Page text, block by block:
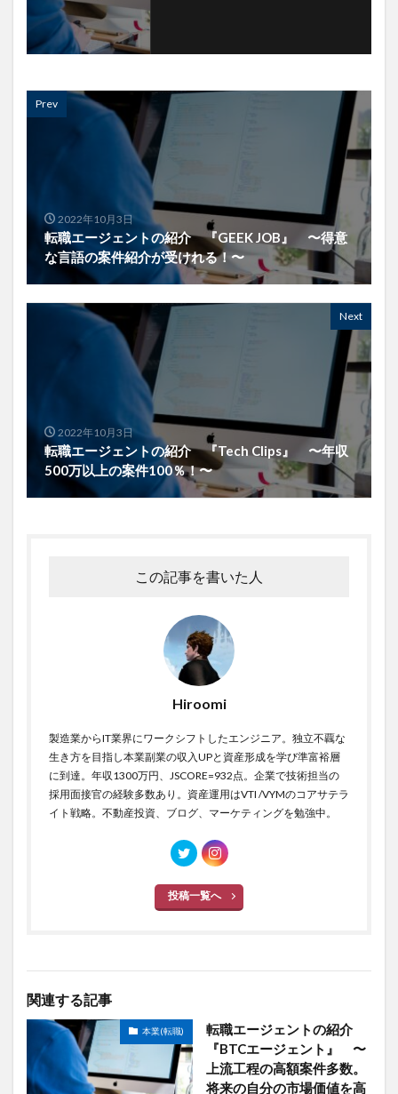
Prev
2022年10月3日
転職エージェントの紹介 『GEEK JOB』 〜得意
な言語の案件紹介が受けれる！〜
Next
2022年10月3日
転職エージェントの紹介 『Tech Clips』 〜年収
500万以上の案件100％！〜
この記事を書いた人
Hiroomi
製造業からIT業界にワークシフトしたエンジニア。独立不覊な
生き方を目指し本業副業の収入UPと資産形成を学び準富裕層
に到達。年収1300万円、JSCORE=932点。企業で技術担当の
採用面接官の経験多数あり。資産運用はVTI /VYMのコアサテラ
イト戦略。不動産投資、ブログ、マーケティングを勉強中。
投稿一覧へ
関連する記事
本業(転職)
転職エージェントの紹介
『BTCエージェント』 〜
上流工程の高額案件多数。
将来の自分の市場価値を高